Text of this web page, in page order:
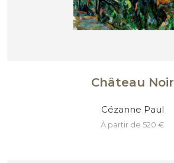
Château Noir
Cézanne Paul
à partir de 520 €